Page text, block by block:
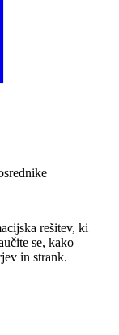
rešitev, ki
se, kako
in strank.